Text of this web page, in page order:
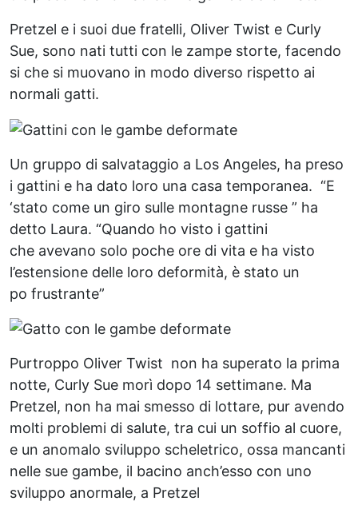
Pretzel e i suoi due fratelli, Oliver Twist e Curly
Sue, sono nati tutti con le zampe storte, facendo
si che si muovano in modo diverso rispetto ai
normali gatti.
Un gruppo di salvataggio a Los Angeles, ha preso
i gattini e ha dato loro una casa temporanea. “E
‘stato come un giro sulle montagne russe ” ha
detto Laura. “Quando ho visto i gattini
che avevano solo poche ore di vita e ha visto
l’estensione delle loro deformità, è stato un
po frustrante”
Purtroppo Oliver Twist non ha superato la prima
notte, Curly Sue morì dopo 14 settimane. Ma
Pretzel, non ha mai smesso di lottare, pur avendo
molti problemi di salute, tra cui un soffio al cuore,
e un anomalo sviluppo scheletrico, ossa mancanti
nelle sue gambe, il bacino anch’esso con uno
sviluppo anormale, a Pretzel